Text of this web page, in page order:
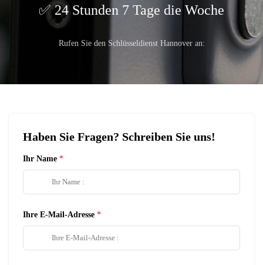
24 Stunden 7 Tage die Woche
Rufen Sie den Schlüsseldienst Hannover an:
Haben Sie Fragen? Schreiben Sie uns!
Ihr Name
Ihre E-Mail-Adresse